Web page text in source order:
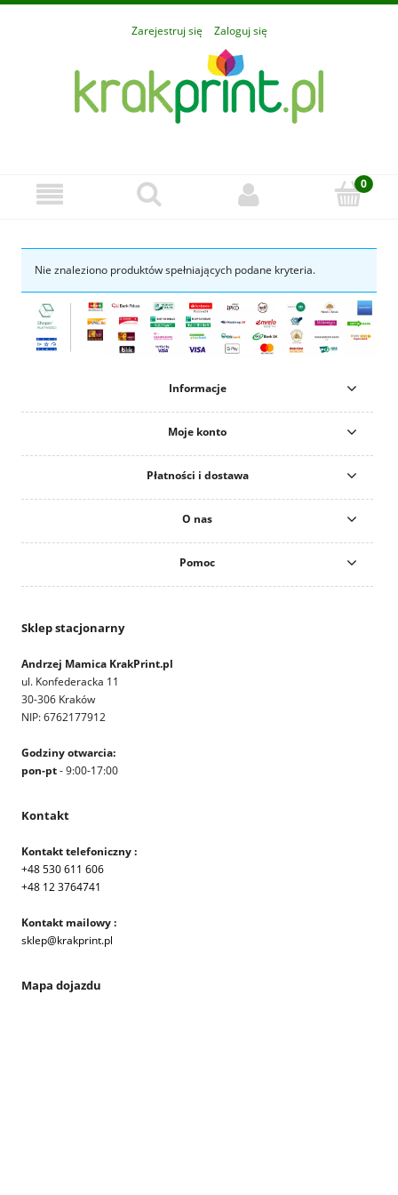
Zarejestruj się Zaloguj się
Nie znaleziono produktów spełniających podane kryteria.
Informacje
Moje konto
Płatności i dostawa
O nas
Pomoc
Sklep stacjonarny
Andrzej Mamica KrakPrint.pl
ul. Konfederacka 11
30-306 Kraków
NIP: 6762177912
Godziny otwarcia:
pon-pt- 9:00-17:00
Kontakt
Kontakt telefoniczny :
+48 530 611 606
+48 12 3764741
Kontakt mailowy :
sklep@krakprint.pl
Mapa dojazdu